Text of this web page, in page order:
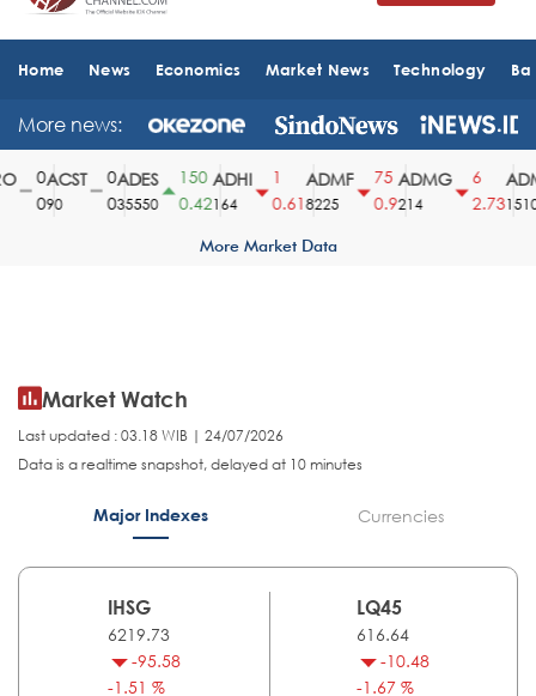
Home News Economics Market News Technology
More news:
ACST
90
ADES
35550
150
0.42
ADHI
164
0.61
ADMF
8225
75
0.9
ADMG
214
2.731510
More Market Data
Market Watch
Last updated : 03.18 WIB | 24/07/2026
Data is a realtime snapshot, delayed at 10 minutes
Major Indexes Currencies
IHSG
6219.73
-95.58
-1.51 %
LQ45
616.64
-10.48
-1.67 %